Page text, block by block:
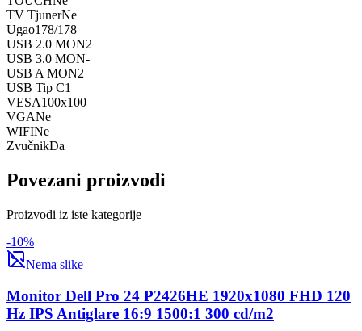
TV TjunerNe
Ugao178/178
USB 2.0 MON2
USB 3.0 MON-
USB A MON2
USB Tip C1
VESA100x100
VGANe
WIFINe
ZvučnikDa
Povezani proizvodi
Proizvodi iz iste kategorije
-10%
Nema slike
Monitor Dell Pro 24 P2426HE 1920x1080 FHD 120
Hz IPS Antiglare 16:9 1500:1 300 cd/m2